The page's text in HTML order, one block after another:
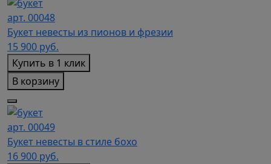
арт. 00048
Букет невесты из пионов и фрезии
15 900 руб.
Купить в 1 клик
В корзину
арт. 00049
Букет невесты в стиле бохо
16 900 руб.